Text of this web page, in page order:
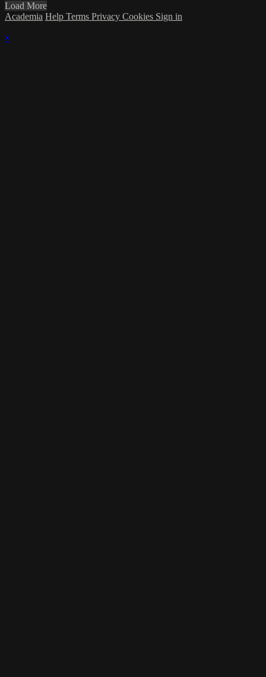
Load More
Academia Help Terms Privacy Cookies Sign in
×